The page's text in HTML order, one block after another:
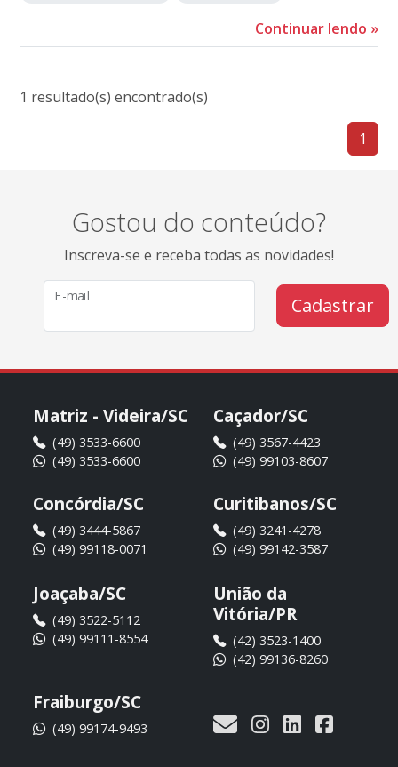
Continuar lendo »
1 resultado(s) encontrado(s)
1
Gostou do conteúdo?
Inscreva-se e receba todas as novidades!
E-mail Cadastrar
Matriz - Videira/SC
(49) 3533-6600
(49) 3533-6600
Caçador/SC
(49) 3567-4423
(49) 99103-8607
Concórdia/SC
(49) 3444-5867
(49) 99118-0071
Curitibanos/SC
(49) 3241-4278
(49) 99142-3587
Joaçaba/SC
(49) 3522-5112
(49) 99111-8554
União da
Vitória/PR
(42) 3523-1400
(42) 99136-8260
Fraiburgo/SC
(49) 99174-9493